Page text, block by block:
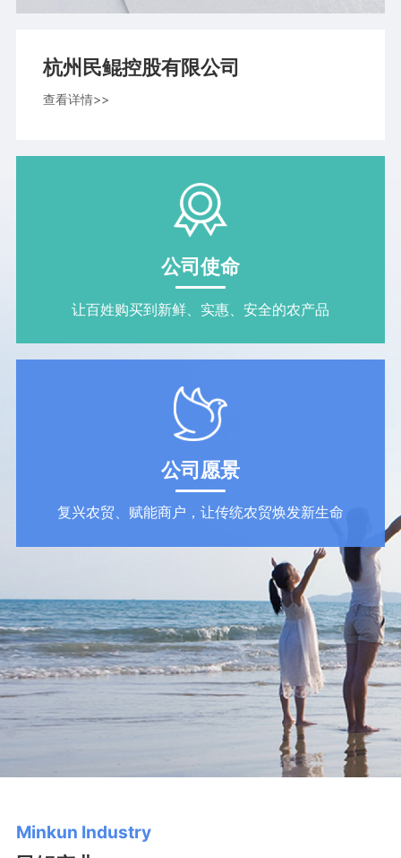
杭州民鲲控股有限公司
查看详情>>
公司使命
让百姓购买到新鲜、实惠、安全的农产品
公司愿景
复兴农贸、赋能商户，让传统农贸焕发新生命
Minkun Industry